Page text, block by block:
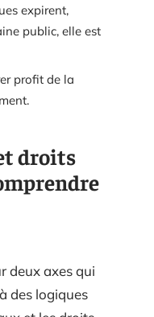
expirent,
public, elle est
profit de la
droits
deux axes qui
des logiques